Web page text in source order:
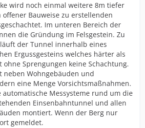
wird noch einmal weitere 8m tiefer
offener Bauweise zu erstellenden
Im unteren Bereich der
die Gründung im Felsgestein. Zu
der Tunnel innerhalb eines
Ergussgesteins welches härter als
ohne Sprengungen keine Schachtung.
neben Wohngebäuden und
eine Menge Vorsichtsmaßnahmen.
automatische Messysteme rund um die
Einsenbahntunnel und allen
montiert. Wenn der Berg nur
gemeldet.